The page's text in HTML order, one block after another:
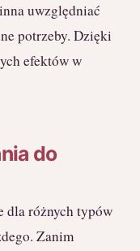
uwzględniać
potrzeby. Dzięki
efektów w
do
dla różnych typów
Zanim